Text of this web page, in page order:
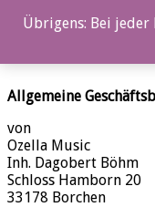
0%
Allgemeine
von
Ozella Music
Inh. Dagobert Böhm
Schloss Hamborn 20
33178 Borchen
Übrigens: Bei jeder